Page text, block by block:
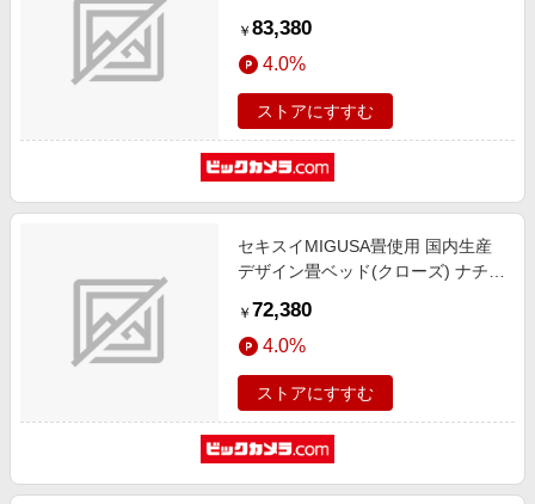
ルサイズ]
￥ 83,380
4.0%
ストアにすすむ
セキスイMIGUSA畳使用 国内生産
デザイン畳ベッド(クローズ) ナチュ
サイズ]
￥ 72,380
4.0%
ストアにすすむ